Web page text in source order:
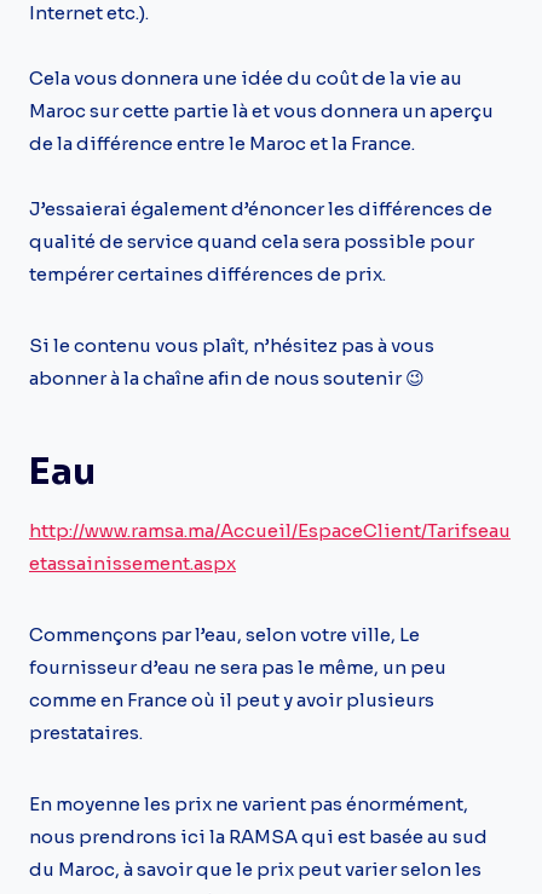
Internet etc.).
Cela vous donnera une idée du coût de la vie au
Maroc sur cette partie là et vous donnera un aperçu
de la différence entre le Maroc et la France.
J’essaierai également d’énoncer les différences de
qualité de service quand cela sera possible pour
tempérer certaines différences de prix.
Si le contenu vous plaît, n’hésitez pas à vous
abonner à la chaîne afin de nous soutenir 😉
Eau
http://www.ramsa.ma/Accueil/EspaceClient/Tarifseau
etassainissement.aspx
Commençons par l’eau, selon votre ville, Le
fournisseur d’eau ne sera pas le même, un peu
comme en France où il peut y avoir plusieurs
prestataires.
En moyenne les prix ne varient pas énormément,
nous prendrons ici la RAMSA qui est basée au sud
du Maroc, à savoir que le prix peut varier selon les